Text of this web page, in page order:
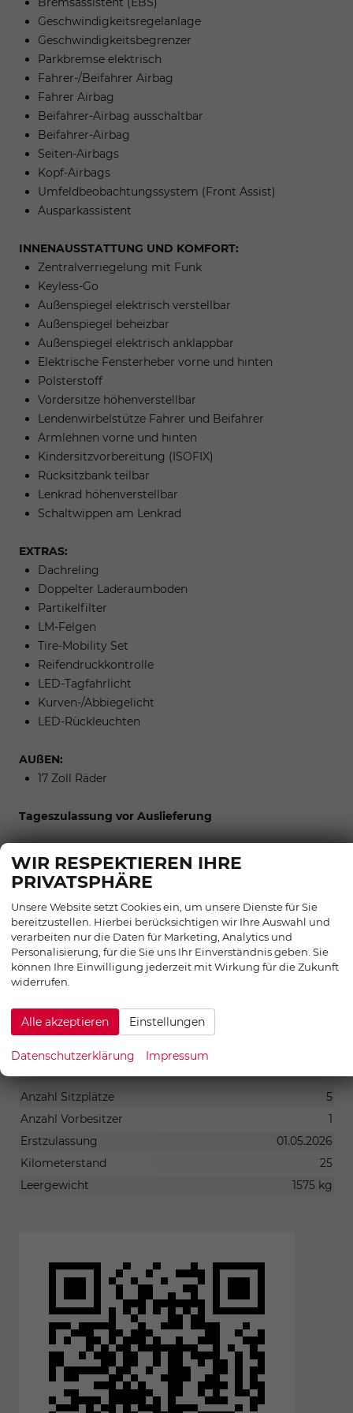
Geschwindigkeitsregelanlage
Geschwindigkeitsbegrenzer
Parkbremse elektrisch
Fahrer-/Beifahrer Airbag
Fahrer Airbag
Beifahrer-Airbag ausschaltbar
Beifahrer-Airbag
Seiten-Airbags
Kopf-Airbags
Umfeldbeobachtungssystem (Front Assist)
Ausparkassistent
INNENAUSSTATTUNG UND KOMFORT:
Zentralverriegelung mit Funk
Keyless-Go
Außenspiegel elektrisch verstellbar
Außenspiegel beheizbar
Außenspiegel elektrisch anklappbar
Elektrische Fensterheber vorne und hinten
Polsterstoff
Vordersitze höhenverstellbar
Lendenwirbelstütze Fahrer und Beifahrer
Armlehnen vorne und hinten
Kindersitzvorbereitung (ISOFIX)
Rücksitzbank teilbar
Lenkrad höhenverstellbar
Schaltwippen am Lenkrad
EXTRAS:
Dachreling
Doppelter Laderaumboden
Partikelfilter
LM-Felgen
Tire-Mobility Set
Reifendruckkontrolle
LED-Tagfahrlicht
Kurven-/Abbiegelicht
LED-Rückleuchten
AUßEN:
17 Zoll Räder
Tageszulassung vor Auslieferung
Zwischenverkauf und Irrtümer für dieses Angebot sind
ausdrücklich vorbehalten. Die Fahrzeugbeschreibung
dient lediglich der allgemeinen Identifizierung des
Fahrzeuges und stellt keine Gewährleistung im
kaufrechtlichen Sinne dar. Die abgebildete Ausstattung
kann im Einzelfall vom tatsächlichen Umfang
abweichen. Den genauen Ausstattungsumfang erhalten
Sie von unserem Verkaufspersonal. Bitte zögern Sie
nicht, uns zu kontaktieren. Wir freuen uns auf Ihre
Anzahl Sitzplätze
5
Anzahl Vorbesitzer
1
Erstzulassung
01.05.2026
Kilometerstand
25
Leergewicht
1575 kg
WIR RESPEKTIEREN IHRE
PRIVATSPHÄRE
Unsere Website setzt Cookies ein, um unsere Dienste für Sie
bereitzustellen. Hierbei berücksichtigen wir Ihre Auswahl und
verarbeiten nur die Daten für Marketing, Analytics und
Personalisierung, für die Sie uns Ihr Einverständnis geben. Sie
können Ihre Einwilligung jederzeit mit Wirkung für die Zukunft
widerrufen.
Alle akzeptieren Einstellungen
Datenschutzerklärung Impressum